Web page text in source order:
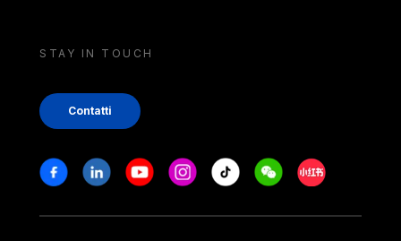
STAY IN TOUCH
Contatti
Stay in touch
FacebookLinkedinYoutubeInstagram
Tiktok WeechatXiaohongshu/